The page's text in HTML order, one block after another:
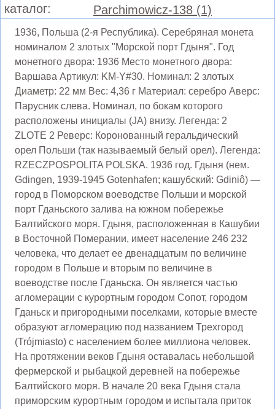
каталог:
Parchimowicz-138 (1)
1936, Польша (2-я Республика). Серебряная монета
номиналом 2 злотых "Морской порт Гдыня". Год
монетного двора: 1936 Место монетного двора:
Варшава Артикул: KM-Y#30. Номинал: 2 злотых
Диаметр: 22 мм Вес: 4,36 г Материал: серебро Аверс:
Парусник слева. Номинал, по бокам которого
расположены инициалы (JA) внизу. Легенда: 2
ZLOTE 2 Реверс: Коронованный геральдический
орел Польши (так называемый белый орел). Легенда:
RZECZPOSPOLITA POLSKA. 1936 год. Гдыня (нем.
Gdingen, 1939-1945 Gotenhafen; кашубский: Gdiniô) —
город в Поморском воеводстве Польши и морской
порт Гданьского залива на южном побережье
Балтийского моря. Гдыня, расположенная в Кашубии
в Восточной Померании, имеет население 246 232
человека, что делает ее двенадцатым по величине
городом в Польше и вторым по величине в
воеводстве после Гданьска. Он является частью
агломерации с курортным городом Сопот, городом
Гданьск и пригородными поселками, которые вместе
образуют агломерацию под названием Трехгород
(Trójmiasto) с населением более миллиона человек.
На протяжении веков Гдыня оставалась небольшой
фермерской и рыбацкой деревней на побережье
Балтийского моря. В начале 20 века Гдыня стала
приморским курортным городом и испытала приток